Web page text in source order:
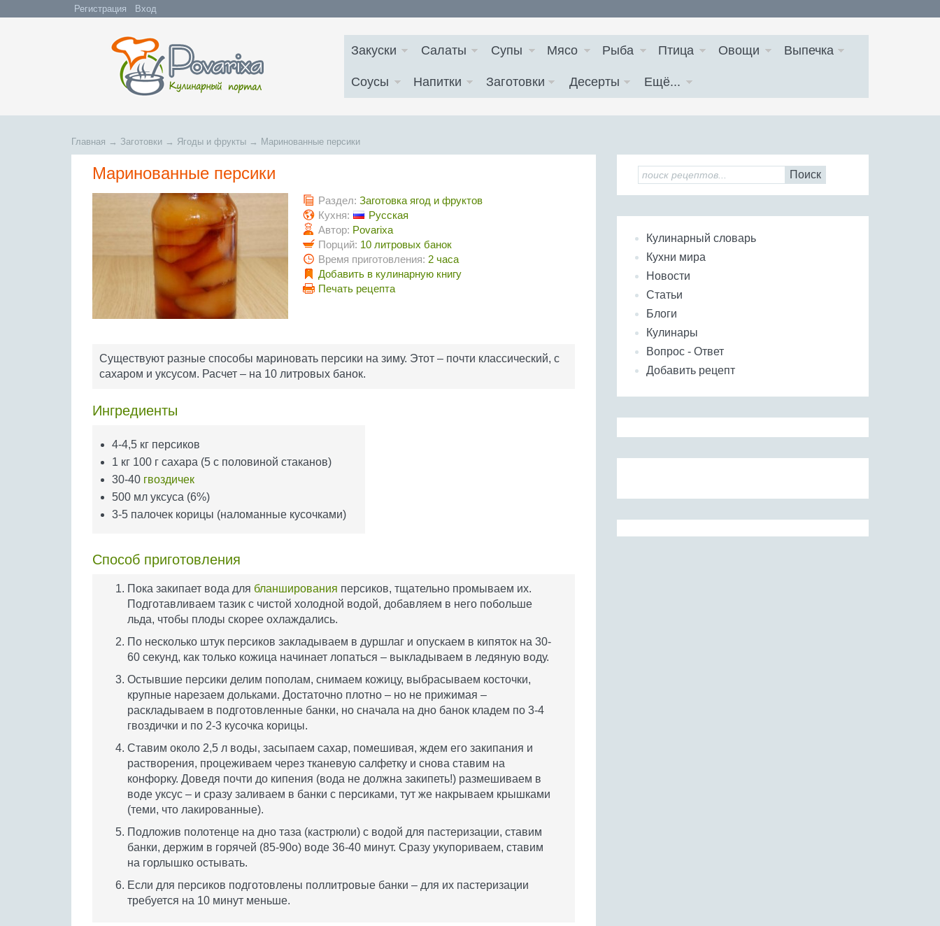
Регистрация Вход
Закуски Салаты Супы Мясо Рыба Птица Овощи Выпечка
Соусы Напитки Заготовки Десерты Ещё...
Главная → Заготовки → Ягоды и фрукты → Маринованные персики
Маринованные персики
Раздел: Заготовка ягод и фруктов
Кухня:
Русская
Автор: Povarixa
Порций: 10 литровых банок
Время приготовления: 2 часа
Добавить в кулинарную книгу
Печать рецепта
Существуют разные способы мариновать персики на зиму. Этот – почти классический, с
сахаром и уксусом. Расчет – на 10 литровых банок.
Ингредиенты
4-4,5 кг персиков
1 кг 100 г сахара (5 с половиной стаканов)
30-40 гвоздичек
500 мл уксуса (6%)
3-5 палочек корицы (наломанные кусочками)
Способ приготовления
Пока закипает вода для бланширования персиков, тщательно промываем их.
Подготавливаем тазик с чистой холодной водой, добавляем в него побольше
льда, чтобы плоды скорее охлаждались.
По несколько штук персиков закладываем в дуршлаг и опускаем в кипяток на 30-
60 секунд, как только кожица начинает лопаться – выкладываем в ледяную воду.
Остывшие персики делим пополам, снимаем кожицу, выбрасываем косточки,
крупные нарезаем дольками. Достаточно плотно – но не прижимая –
раскладываем в подготовленные банки, но сначала на дно банок кладем по 3-4
гвоздички и по 2-3 кусочка корицы.
Ставим около 2,5 л воды, засыпаем сахар, помешивая, ждем его закипания и
растворения, процеживаем через тканевую салфетку и снова ставим на
конфорку. Доведя почти до кипения (вода не должна закипеть!) размешиваем в
воде уксус – и сразу заливаем в банки с персиками, тут же накрываем крышками
(теми, что лакированные).
Подложив полотенце на дно таза (кастрюли) с водой для пастеризации, ставим
банки, держим в горячей (85-90o) воде 36-40 минут. Сразу укупориваем, ставим
на горлышко остывать.
Если для персиков подготовлены поллитровые банки – для их пастеризации
требуется на 10 минут меньше.
Поиск
Кулинарный словарь
Кухни мира
Новости
Статьи
Блоги
Кулинары
Вопрос - Ответ
Добавить рецепт